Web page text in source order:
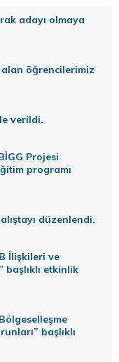
adayı olmaya
öğrencilerimiz
verildi.
Projesi
programı
düzenlendi.
İlişkileri ve
başlıklı etkinlik
başlıklı